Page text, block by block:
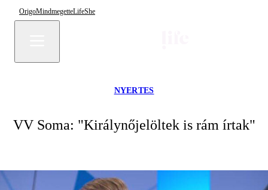
OrigoMindmegetteLifeShe
NYERTES
VV Soma: "Királynőjelöltek is rám írtak"